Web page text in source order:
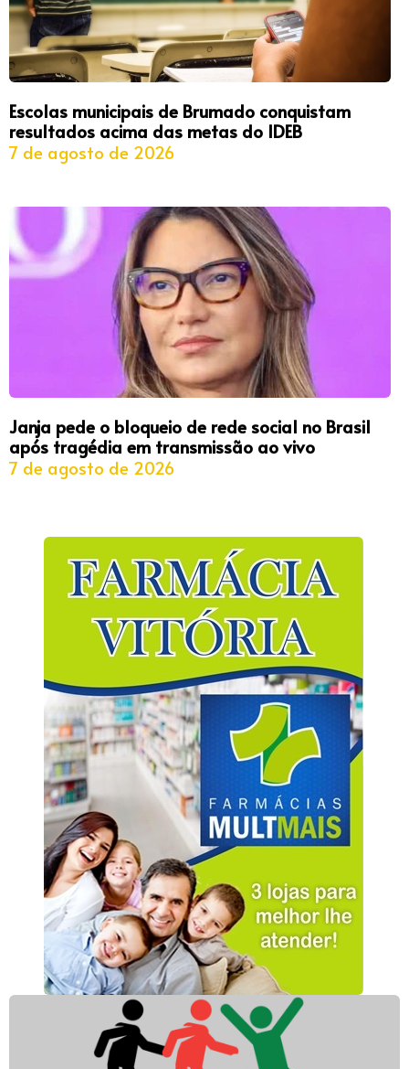
Escolas municipais de Brumado conquistam
resultados acima das metas do IDEB
7 de agosto de 2026
Janja pede o bloqueio de rede social no Brasil
após tragédia em transmissão ao vivo
7 de agosto de 2026